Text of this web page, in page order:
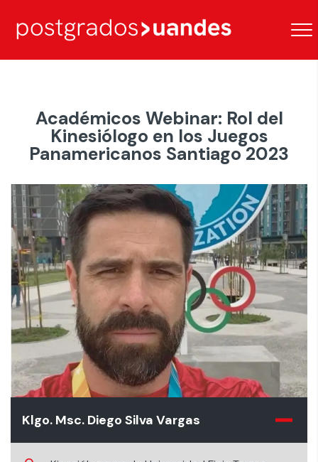
Académicos Webinar: Rol del
Kinesiólogo en los Juegos
Panamericanos Santiago 2023
Klgo. Msc. Diego Silva Vargas